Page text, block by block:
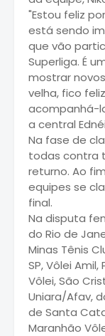
"Estou feliz
está sendo
que vão
Superliga. É
mostrar
velha, fico
acompanhá-
a central
Na fase de
todas contra
returno. Ao
equipes se
final.
Na disputa
do Rio de
Minas Tênis
SP, Vôlei
Vôlei, São
Uniara/Afav,
de Santa
Maranhão